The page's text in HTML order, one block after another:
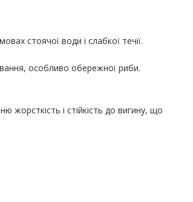
стоячої води і слабкої течії.
особливо обережної риби.
жорсткість і стійкість до вигину, що